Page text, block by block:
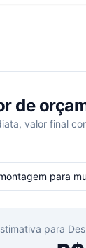
de
valor final
para